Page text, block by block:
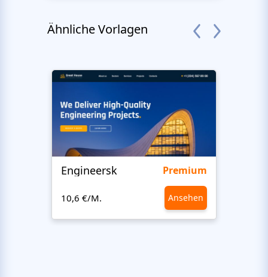
Ähnliche Vorlagen
Engineersk Premium
10,6 €/M. Ansehen